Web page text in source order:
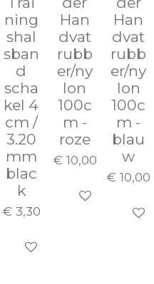
ning
shal
sban
d
scha
kel 4
cm /
3.20
mm
blac
k
€ 3,30
In winkelwagen
Han
dvat
rubb
er/ny
lon
100c
m -
roze
€ 10,00
Houd mij op
Han
dvat
rubb
er/ny
lon
100c
m -
blau
w
€ 10,00
In